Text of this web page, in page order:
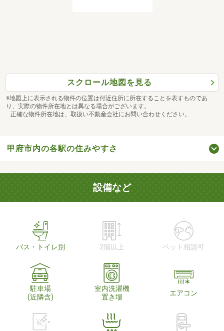
スクロール地図を見る
※地図上に表示される物件の位置は付近住所に所在することを表すものであ
り、実際の物件所在地とは異なる場合がございます。
正確な物件所在地は、取扱い不動産会社にお問い合わせください。
甲府市内の各駅の住みやすさ
設備など
バス・トイレ別 2階以上 ペット相談可
駐車場
(近隣含)
室内洗濯機
置き場
エアコン